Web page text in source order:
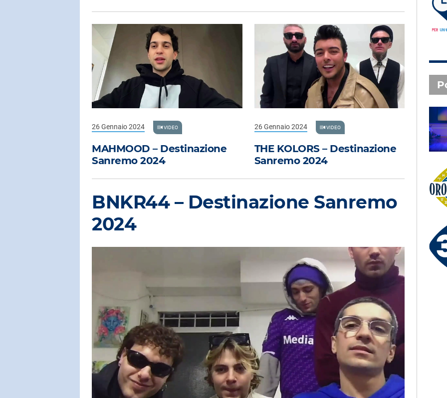
MAHMOOD – Destinazione
Sanremo 2024
26 Gennaio 2024 VIDEO
THE KOLORS – Destinazione
Sanremo 2024
26 Gennaio 2024 VIDEO
BNKR44 – Destinazione Sanremo
2024
D’AMORE – GIOVEDÌ 6 AGOSTO
SAL DA VINCI - Radio
Subasio Music Club
Le canzoni della tua vita -
Giusy - Salerno (SA)